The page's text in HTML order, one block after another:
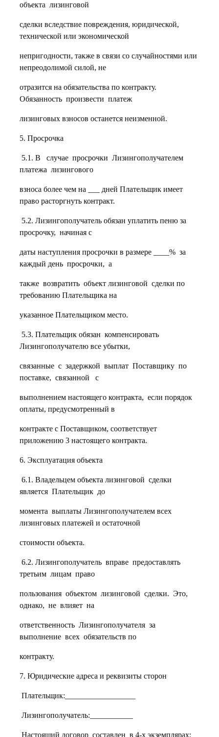
объекта лизинговой
сделки вследствие повреждения, юридической,
технической или экономической
непригодности, также в связи со случайностями или
непреодолимой силой, не
отразится на обязательства по контракту.
Обязанность произвести платеж
лизинговых взносов останется неизменной.
5. Просрочка
5.1. В случае просрочки Лизингополучателем
платежа лизингового
взноса более чем на ___ дней Плательщик имеет
право расторгнуть контракт.
5.2. Лизингополучатель обязан уплатить пеню за
просрочку, начиная с
даты наступления просрочки в размере ____% за
каждый день просрочки, а
также возвратить объект лизинговой сделки по
требованию Плательщика на
указанное Плательщиком место.
5.3. Плательщик обязан компенсировать
Лизингополучателю все убытки,
связанные с задержкой выплат Поставщику по
поставке, связанной с
выполнением настоящего контракта, если порядок
оплаты, предусмотренный в
контракте с Поставщиком, соответствует
приложению 3 настоящего контракта.
6. Эксплуатация объекта
6.1. Владельцем объекта лизинговой сделки
является Плательщик до
момента выплаты Лизингополучателем всех
лизинговых платежей и остаточной
стоимости объекта.
6.2. Лизингополучатель вправе предоставлять
третьим лицам право
пользования объектом лизинговой сделки. Это,
однако, не влияет на
ответственность Лизингополучателя за
выполнение всех обязательств по
контракту.
7. Юридические адреса и реквизиты сторон
Плательщик:__________________
Лизингополучатель:___________
Настоящий договор составлен в 4-х экземплярах;